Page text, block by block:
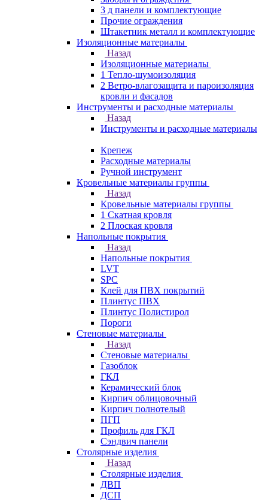
3 д панели и комплектующие
Прочие ограждения
Штакетник металл и комплектующие
Изоляционные материалы
Назад
Изоляционные материалы
1 Тепло-шумоизоляция
2 Ветро-влагозащита и пароизоляция
кровли и фасадов
Инструменты и расходные материалы
Назад
Инструменты и расходные материалы
Крепеж
Расходные материалы
Ручной инструмент
Кровельные материалы группы
Назад
Кровельные материалы группы
1 Скатная кровля
2 Плоская кровля
Напольные покрытия
Назад
Напольные покрытия
LVT
SPC
Клей для ПВХ покрытий
Плинтус ПВХ
Плинтус Полистирол
Пороги
Стеновые материалы
Назад
Стеновые материалы
Газоблок
ГКЛ
Керамический блок
Кирпич облицовочный
Кирпич полнотелый
ПГП
Профиль для ГКЛ
Сэндвич панели
Столярные изделия
Назад
Столярные изделия
ДВП
ДСП